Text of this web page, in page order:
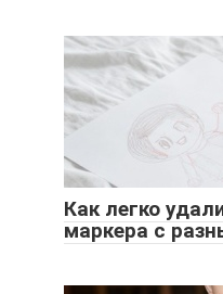
Как легко
маркера с